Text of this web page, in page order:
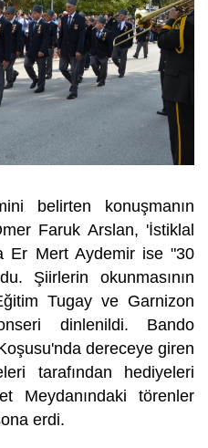
belirten konuşmanın
Faruk Arslan, 'İstiklal
Er Mert Aydemir ise "30
Şiirlerin okunmasının
Tugay ve Garnizon
dinlenildi. Bando
dereceye giren
tarafından hediyeleri
Meydanındaki törenler
erdi.